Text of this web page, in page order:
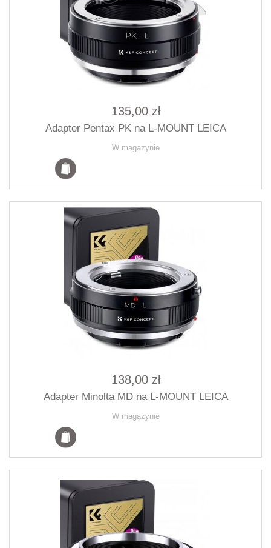
135,00 zł
Adapter Pentax PK na L-MOUNT LEICA
W magazynie
138,00 zł
Adapter Minolta MD na L-MOUNT LEICA
W magazynie